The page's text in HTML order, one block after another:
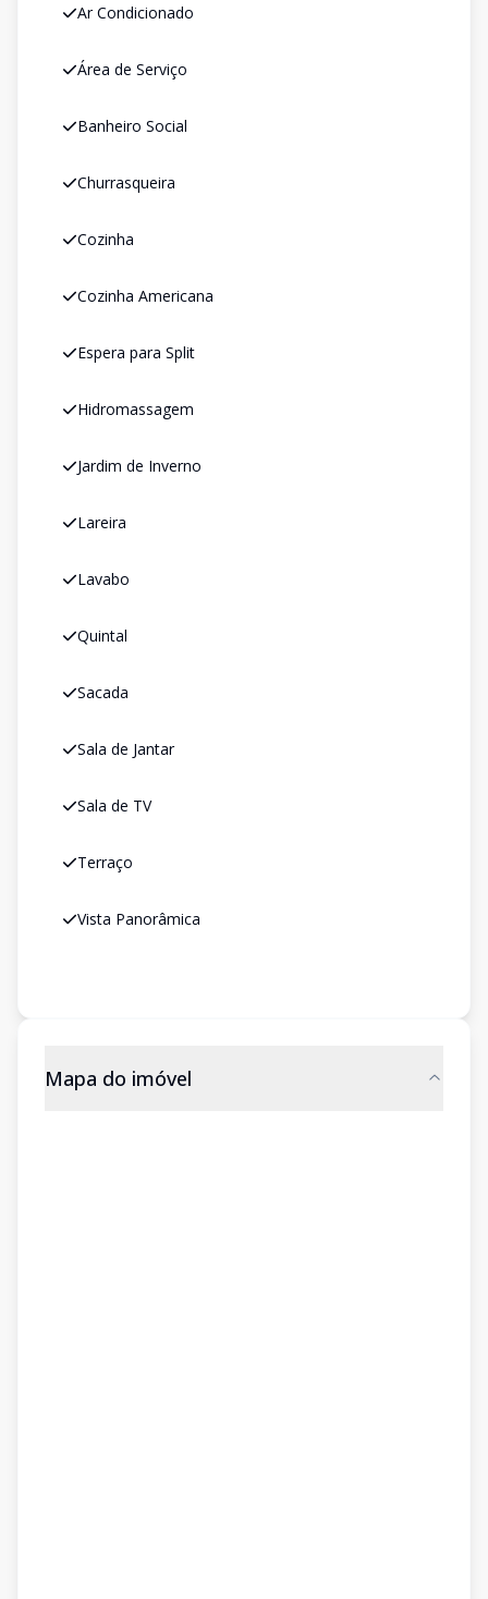
Ar Condicionado
Área de Serviço
Banheiro Social
Churrasqueira
Cozinha
Cozinha Americana
Espera para Split
Hidromassagem
Jardim de Inverno
Lareira
Lavabo
Quintal
Sacada
Sala de Jantar
Sala de TV
Terraço
Vista Panorâmica
Mapa do imóvel